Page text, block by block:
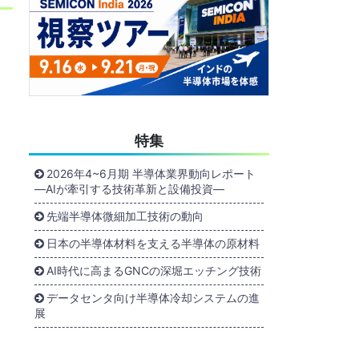
特集
2026年4~6月期 半導体業界動向レポート
―AIが牽引する技術革新と設備投資―
先端半導体微細加工技術の動向
日本の半導体材料を支える半導体の原材料
AI時代に高まるGNCの深堀エッチング技術
データセンタ向け半導体冷却システムの進
展